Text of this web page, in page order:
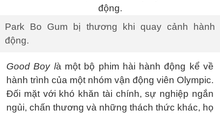
Park Bo Gum bị thương khi quay cảnh hành
động.
Good Boy là một bộ phim hài hành động kể về
hành trình của một nhóm vận động viên Olympic.
Đối mặt với khó khăn tài chính, sự nghiệp ngắn
ngủi, chấn thương và những thách thức khác, họ